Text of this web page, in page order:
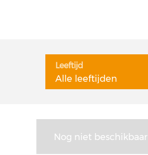
Leeftijd
Alle leeftijden
Nog niet beschikbaar